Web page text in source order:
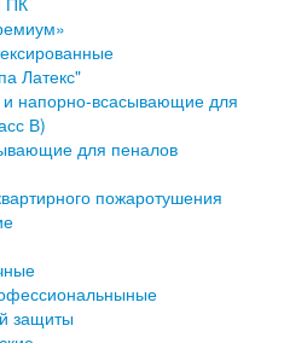
Латекс"
напорно-всасывающие для
В)
для пеналов
пожаротушения
защиты